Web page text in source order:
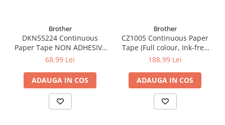
Brother
DKN55224 Continuous
Paper Tape NON ADHESIVE
54mm x 30.48m
68,99 Lei
ADAUGA IN COS
Brother
CZ1005 Continuous Paper
Tape (Full colour, Ink-free
50mm), 5m lungime; pt. VC-
188,99 Lei
ADAUGA IN COS